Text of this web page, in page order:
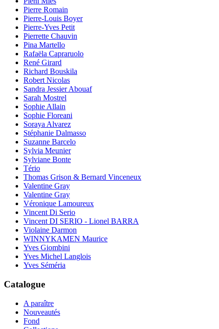
Pierre Romain
Pierre-Louis Boyer
Pierre-Yves Petit
Pierrette Chauvin
Pina Martello
Rafaëla Capraruolo
René Girard
Richard Bouskila
Robert Nicolas
Sandra Jessier Abouaf
Sarah Mostrel
Sophie Allain
Sophie Floreani
Soraya Alvarez
Stéphanie Dalmasso
Suzanne Barcelo
Sylvia Meunier
Sylviane Bonte
Tério
Thomas Grison & Bernard Vinceneux
Valentine Gray
Valentine Gray
Véronique Lamoureux
Vincent Di Serio
Vincent DI SERIO - Lionel BARRA
Violaine Darmon
WINNYKAMEN Maurice
Yves Giombini
Yves Michel Langlois
Yves Séméria
Catalogue
A paraître
Nouveautés
Fond